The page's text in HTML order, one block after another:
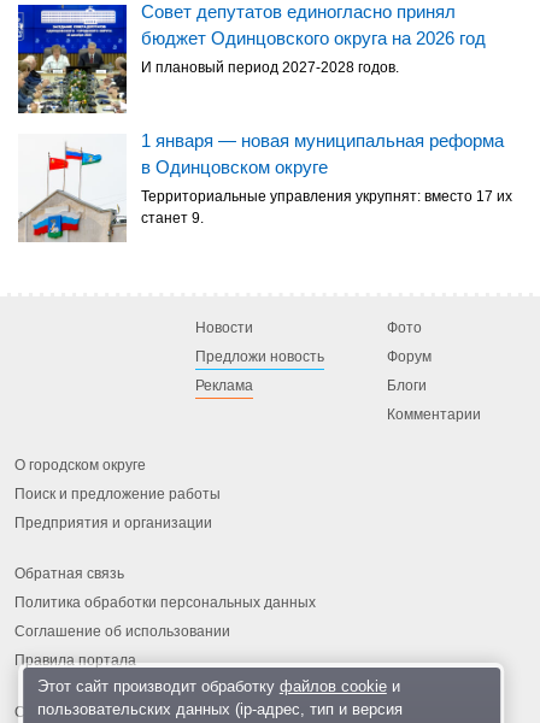
Совет депутатов единогласно принял
бюджет Одинцовского округа на 2026 год
И плановый период 2027-2028 годов.
1 января — новая муниципальная реформа
в Одинцовском округе
Территориальные управления укрупнят: вместо 17 их
станет 9.
Новости
Предложи новость
Реклама
Фото
Форум
Блоги
Комментарии
О городском округе
Поиск и предложение работы
Предприятия и организации
Обратная связь
Политика обработки персональных данных
Соглашение об использовании
Правила портала
Этот сайт производит обработку файлов cookieи
пользовательских данных (ip-адрес, тип и версия